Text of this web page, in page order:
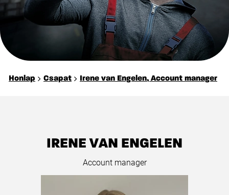
Honlap Csapat Irene van Engelen, Account manager
IRENE VAN ENGELEN
Account manager